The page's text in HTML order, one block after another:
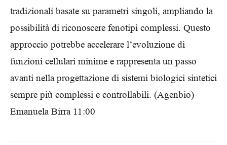
tradizionali basate su parametri singoli, ampliando la
possibilità di riconoscere fenotipi complessi. Questo
approccio potrebbe accelerare l’evoluzione di
funzioni cellulari minime e rappresenta un passo
avanti nella progettazione di sistemi biologici sintetici
sempre più complessi e controllabili. (Agenbio)
Emanuela Birra 11:00